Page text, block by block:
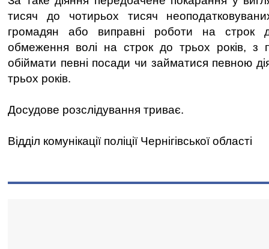
тисяч до чотирьох тисяч
громадян або виправні роботи на строк
обмеження волі на строк до трьох років, з
обіймати певні посади чи займатися певною
трьох років.
Досудове розслідування триває.
Відділ комунікації поліції Чернігівської області